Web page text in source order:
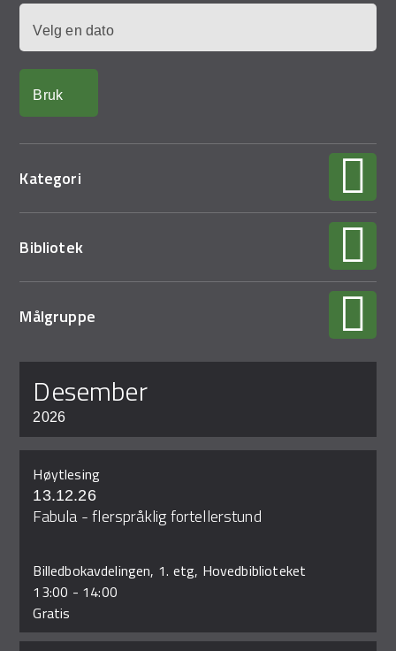
Kategori
Bibliotek
Målgruppe
desember
2026
Høytlesing
13.12.26
Fabula - flerspråklig fortellerstund
Billedbokavdelingen, 1. etg, Hovedbiblioteket
13:00 - 14:00
Gratis